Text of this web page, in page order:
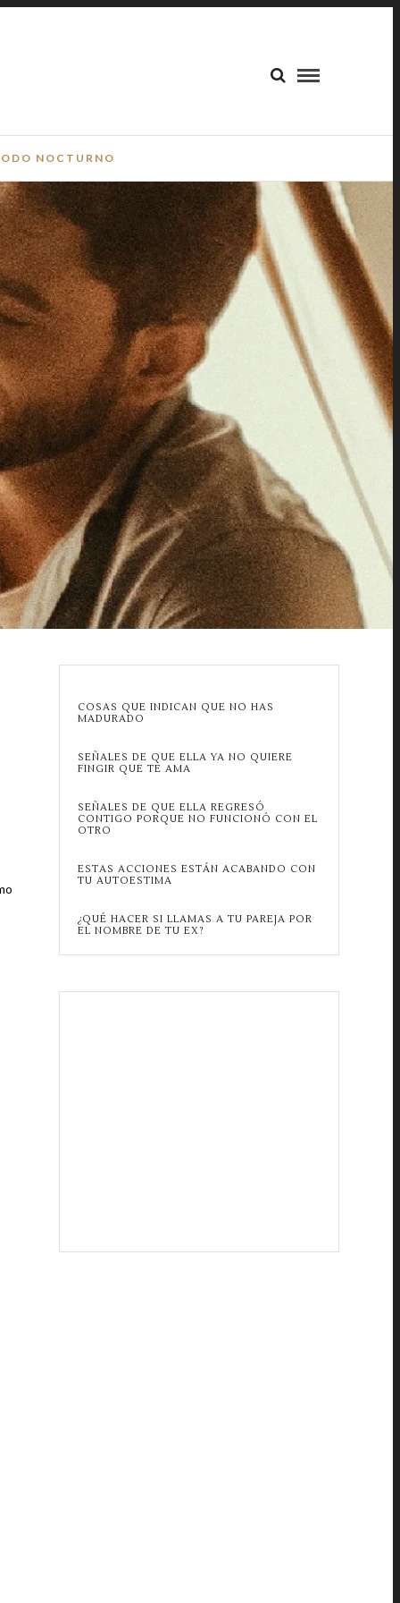
NOCTURNO
COSAS QUE INDICAN QUE NO HAS
MADURADO
SEÑALES DE QUE ELLA YA NO QUIERE
FINGIR QUE TE AMA
SEÑALES DE QUE ELLA REGRESÓ
CONTIGO PORQUE NO FUNCIONÓ CON EL
OTRO
ESTAS ACCIONES ESTÁN ACABANDO CON
TU AUTOESTIMA
¿QUÉ HACER SI LLAMAS A TU PAREJA POR
EL NOMBRE DE TU EX?